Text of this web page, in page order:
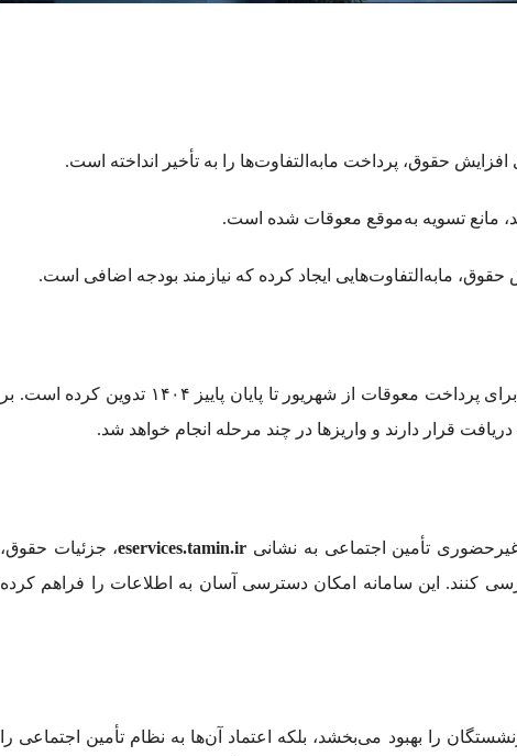
افزایش حقوق، پرداخت مابه‌التفاوت‌ها را به تأخیر انداخته است.
مانع تسویه به‌موقع معوقات شده است.
مابه‌التفاوت‌هایی ایجاد کرده که نیازمند بودجه اضافی است.
سازمان تأمین اجتماعی با هماهنگی دولت، برنامه‌ای برای پرداخت معوقات از شهریور تا پایان پاییز ۱۴۰۴ تدوین کرده است. بر
قرار دارند و واریزها در چند مرحله انجام خواهد شد.
تأمین اجتماعی به نشانی eservices.tamin.ir، جزئیات حقوق،
کنند. این سامانه امکان دسترسی آسان به اطلاعات را فراهم کرده
را بهبود می‌بخشد، بلکه اعتماد آن‌ها به نظام تأمین اجتماعی را